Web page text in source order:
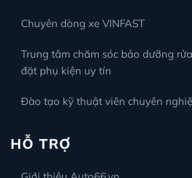
Chuyên dòng xe VINFAST
Trung tâm chăm sóc bảo dưỡng
đặt phụ kiện uy tín
Đào tạo kỹ thuật viên chuyên
HỖ TRỢ